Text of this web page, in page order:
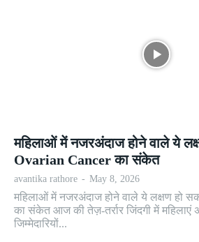
महिलाओं में नजरअंदाज होने वाले ये
Ovarian Cancer का संकेत
avantika rathore - May 8, 2026
महिलाओं में नजरअंदाज होने वाले ये लक्षण हो
का संकेत आज की तेज़-तर्रार जिंदगी में महिलाएं
जिम्मेदारियों...